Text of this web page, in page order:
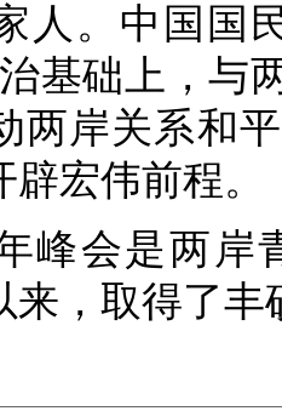
人。中国国
基础上，与
两岸关系和
宏伟前程。
会是两岸青
来，取得了丰